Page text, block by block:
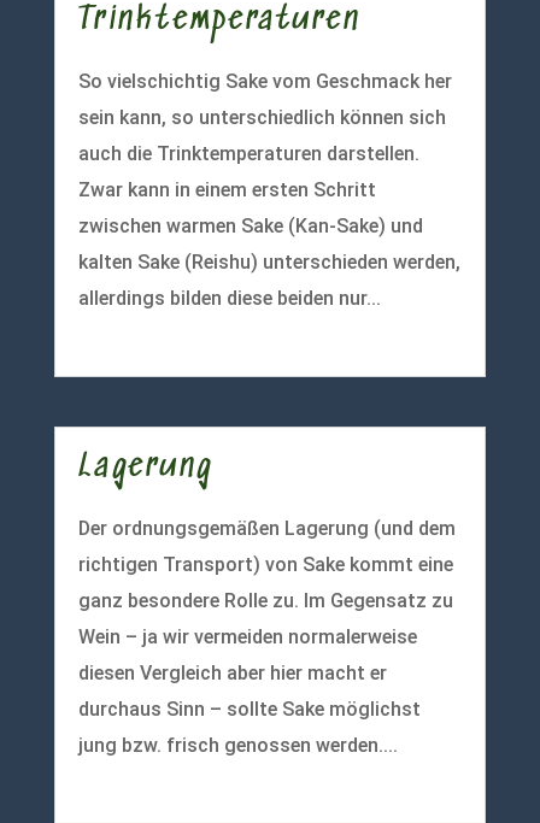
Trinktemperaturen
So vielschichtig Sake vom Geschmack her
sein kann, so unterschiedlich können sich
auch die Trinktemperaturen darstellen.
Zwar kann in einem ersten Schritt
zwischen warmen Sake (Kan-Sake) und
kalten Sake (Reishu) unterschieden werden,
allerdings bilden diese beiden nur...
Lagerung
Der ordnungsgemäßen Lagerung (und dem
richtigen Transport) von Sake kommt eine
ganz besondere Rolle zu. Im Gegensatz zu
Wein – ja wir vermeiden normalerweise
diesen Vergleich aber hier macht er
durchaus Sinn – sollte Sake möglichst
jung bzw. frisch genossen werden....